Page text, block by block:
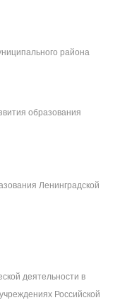
района
образования
Ленинградской
деятельности в
Российской